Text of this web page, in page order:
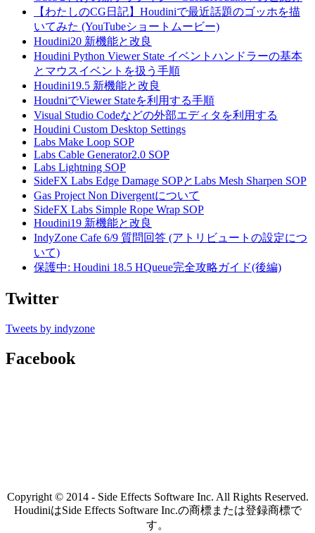
【わたしのCG日記】Houdiniで最近話題のゴッホを描
いてみた (YouTubeショートムービー)
Houdini20 新機能と改良
Houdini Python Viewer State イベントハンドラーの基本
とマウスイベントを扱う手順
Houdini19.5 新機能と改良
HoudniでViewer Stateを利用する手順
Visual Studio Codeなどの外部エディタを利用する
Houdini Custom Desktop Settings
Labs Make Loop SOP
Labs Cable Generator2.0 SOP
Labs Lightning SOP
SideFX Labs Edge Damage SOPとLabs Mesh Sharpen SOP
Gas Project Non Divergentについて
SideFX Labs Simple Rope Wrap SOP
Houdini19 新機能と改良
IndyZone Cafe 6/9 質問回答 (アトリビュートの設定につ
いて)
保護中: Houdini 18.5 HQueue完全攻略ガイド(後編)
Twitter
Tweets by indyzone
Facebook
Copyright © 2014 - Side Effects Software Inc. All Rights Reserved.
HoudiniはSide Effects Software Inc.の商標または登録商標で
す。